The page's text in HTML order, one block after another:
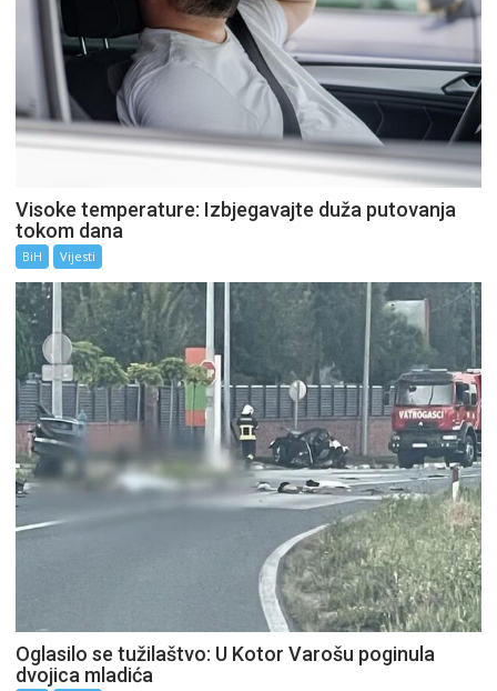
Visoke temperature: Izbjegavajte duža putovanja
tokom dana
BiH Vijesti
Oglasilo se tužilaštvo: U Kotor Varošu poginula
dvojica mladića